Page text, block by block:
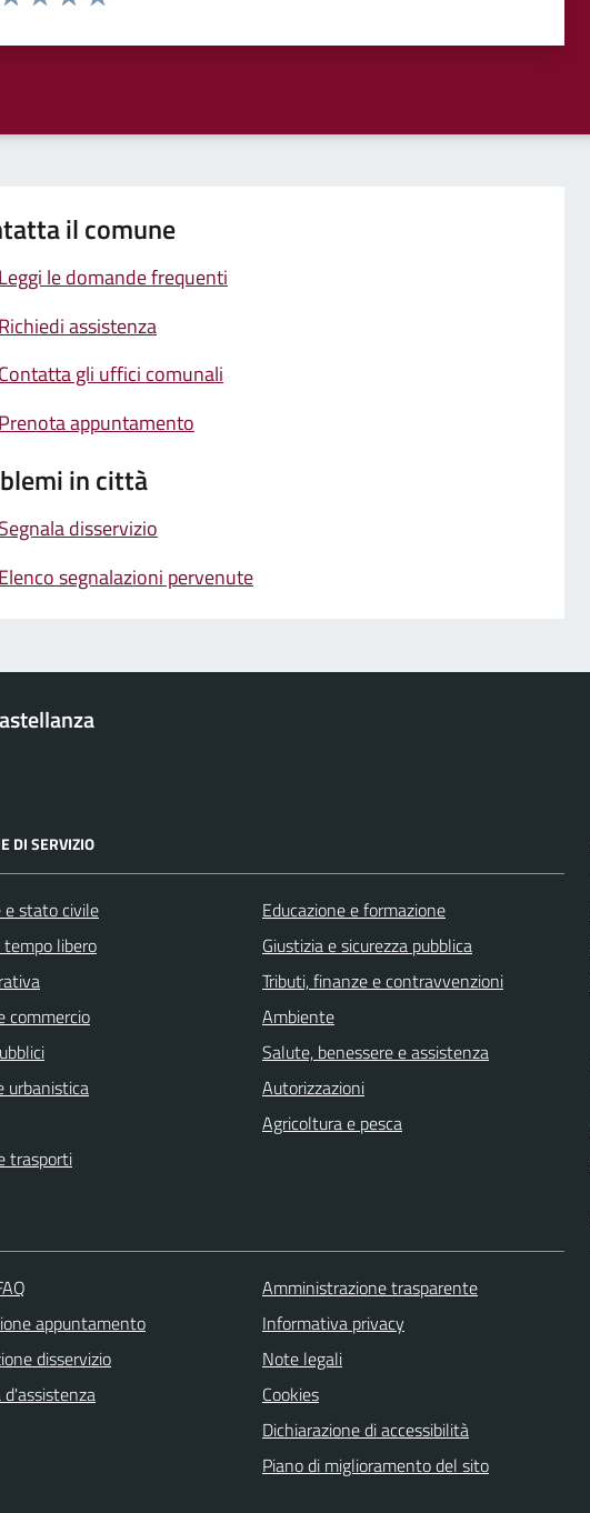
il comune
Leggi le domande frequenti
Richiedi assistenza
Contatta gli uffici comunali
Prenota appuntamento
in città
Segnala disservizio
Elenco segnalazioni pervenute
DI SERVIZIO
e stato civile
libero
commercio
urbanistica
trasporti
Educazione e formazione
Giustizia e sicurezza pubblica
Tributi, finanze e contravvenzioni
Ambiente
Salute, benessere e assistenza
Autorizzazioni
Agricoltura e pesca
appuntamento
disservizio
d'assistenza
Amministrazione trasparente
Informativa privacy
Note legali
Cookies
Dichiarazione di accessibilità
Piano di miglioramento del sito